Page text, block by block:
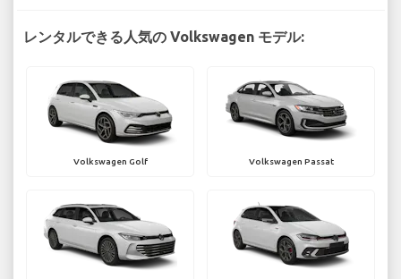
レンタルできる人気の Volkswagen モデル:
Volkswagen Golf Volkswagen Passat